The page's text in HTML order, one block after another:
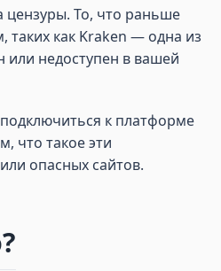
цензуры. То, что раньше
таких как Kraken — одна из
или недоступен в вашей
к платформе
что такое эти
опасных сайтов.